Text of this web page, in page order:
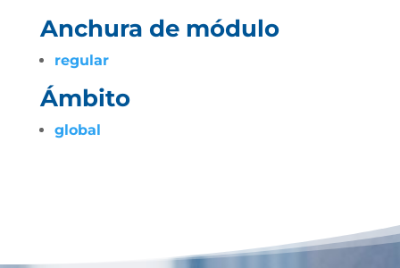
Anchura de módulo
regular
Ámbito
global